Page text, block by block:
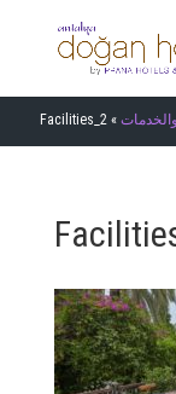
»
Facilities_2